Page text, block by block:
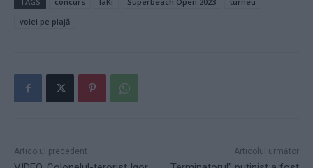
volei pe plajă
Articolul precedent Articolul următor